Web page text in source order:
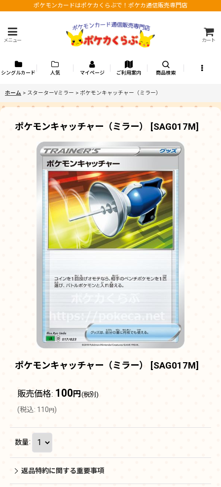
ポケモンカードはポケカくらぶで！ポケカ通信販売専門店
メニュー カート
シングルカード 人気 マイページ ご利用案内 商品検索
ホーム > スターターVミラー > ポケモンキャッチャー（ミラー）
ポケモンキャッチャー（ミラー） [SAG017M]
ポケモンキャッチャー（ミラー） [SAG017M]
販売価格: 100 円 (税別)
(税込: 110円)
数量:
返品特約に関する重要事項